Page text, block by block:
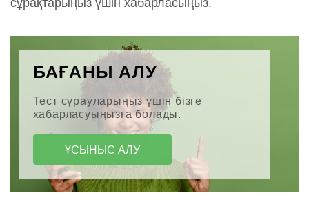
БАҒАНЫ АЛУ
Тест сұрауларыңыз үшін бізге
хабарласуыңызға болады.
ҰСЫНЫС АЛУ